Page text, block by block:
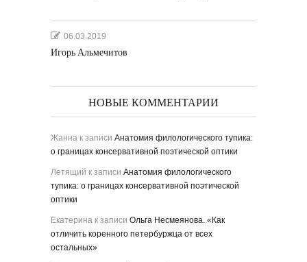
06.03.2019
Игорь Альмечитов
НОВЫЕ КОММЕНТАРИИ
Жанна к записи Анатомия филологического тупика:
о границах консервативной поэтической оптики
Летящий к записи Анатомия филологического
тупика: о границах консервативной поэтической
оптики
Екатерина к записи Ольга Несмеянова. «Как
отличить коренного петербуржца от всех
остальных»